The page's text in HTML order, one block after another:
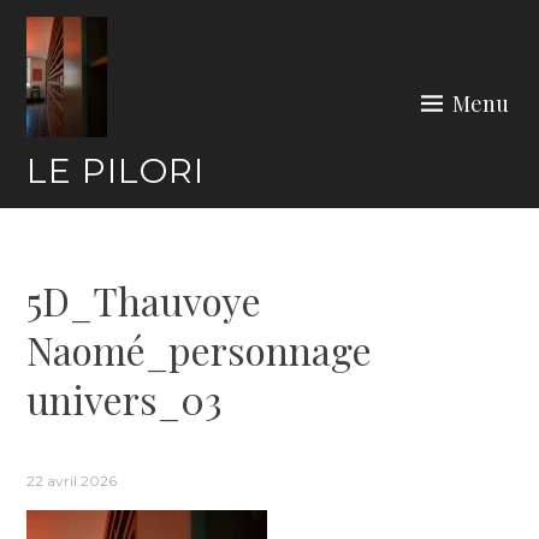
Skip
content
LE PILORI
Menu
5D_Thauvoye
Naomé_personnage
univers_03
22 avril 2026